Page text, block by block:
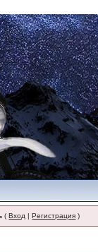
(Вход |Регистрация )